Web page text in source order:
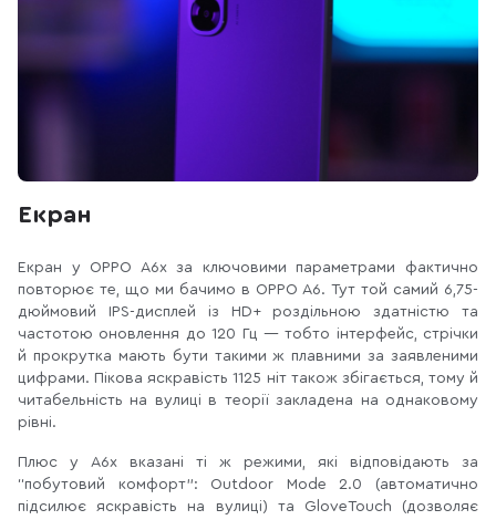
Екран
Екран у OPPO A6x за ключовими параметрами фактично
повторює те, що ми бачимо в OPPO A6. Тут той самий 6,75-
дюймовий IPS-дисплей із HD+ роздільною здатністю та
частотою оновлення до 120 Гц — тобто інтерфейс, стрічки
й прокрутка мають бути такими ж плавними за заявленими
цифрами. Пікова яскравість 1125 ніт також збігається, тому й
читабельність на вулиці в теорії закладена на однаковому
рівні.
Плюс у A6x вказані ті ж режими, які відповідають за
“побутовий комфорт”: Outdoor Mode 2.0 (автоматично
підсилює яскравість на вулиці) та GloveTouch (дозволяє